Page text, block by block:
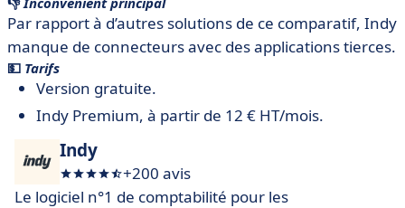
Par rapport à d’autres solutions de ce comparatif, Indy
manque de connecteurs avec des applications tierces.
💵 Tarifs
Version gratuite.
Indy Premium, à partir de 12 € HT/mois.
Indy
+200 avis
Le logiciel n°1 de comptabilité pour les